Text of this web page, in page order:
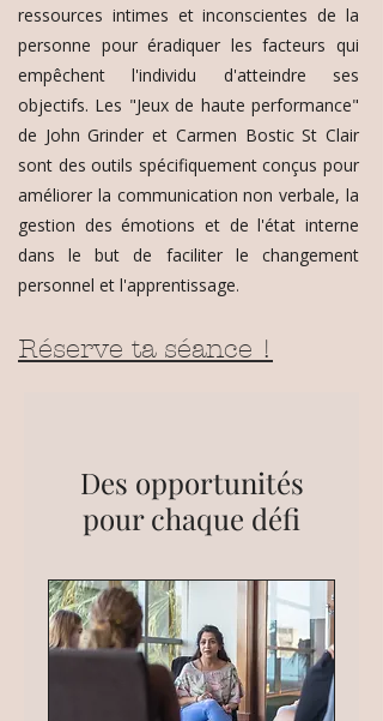
ressources intimes et inconscientes de la
personne pour éradiquer les facteurs qui
empêchent l'individu d'atteindre ses
objectifs. Les "Jeux de haute performance"
de John Grinder et Carmen Bostic St Clair
sont des outils spécifiquement conçus pour
améliorer la communication non verbale, la
gestion des émotions et de l'état interne
dans le but de faciliter le changement
personnel et l'apprentissage.
Réserve ta séance !
Des opportunités
pour chaque défi